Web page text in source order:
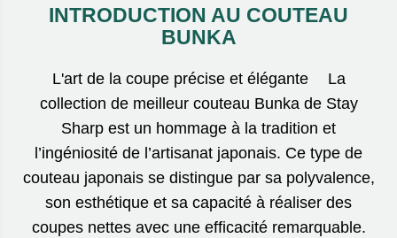
INTRODUCTION AU COUTEAU
BUNKA
L'art de la coupe précise et élégante La
collection de meilleur couteau Bunka de Stay
Sharp est un hommage à la tradition et
l’ingéniosité de l’artisanat japonais. Ce type de
couteau japonais se distingue par sa polyvalence,
son esthétique et sa capacité à réaliser des
coupes nettes avec une efficacité remarquable.